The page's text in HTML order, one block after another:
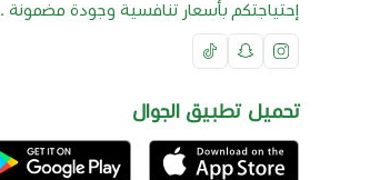
إحتياجتكم بأسعار تنافسية وجودة مضمونة .
تحميل تطبيق الجوال